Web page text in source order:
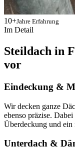
10+Jahre Erfahrung
Im Detail
Steildach in
vor
Eindeckung &
Wir decken ganze
ebenso präzise.
Überdeckung und ein
Unterdach &